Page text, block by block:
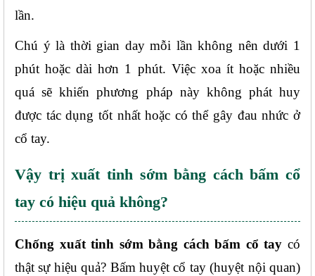
lần.
Chú ý là thời gian day mỗi lần không nên dưới 1
phút hoặc dài hơn 1 phút. Việc xoa ít hoặc nhiều
quá sẽ khiến phương pháp này không phát huy
được tác dụng tốt nhất hoặc có thể gây đau nhức ở
cổ tay.
Vậy trị xuất tinh sớm bằng cách bấm cổ
tay có hiệu quả không?
Chống xuất tinh sớm bằng cách bấm cổ tay có
thật sự hiệu quả? Bấm huyệt cổ tay (huyệt nội quan)